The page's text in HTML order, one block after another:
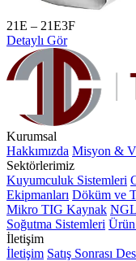
21E – 21E3F
Detaylı Gör
Kurumsal
Hakkımızda Misyon &
Sektörlerimiz
Kuyumculuk Sistemleri
Ekipmanları Döküm ve
Mikro TIG Kaynak
Soğutma Sistemleri
İletişim
İletişim Satış Sonrası